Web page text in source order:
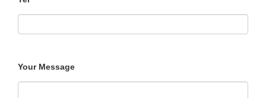
Your Message